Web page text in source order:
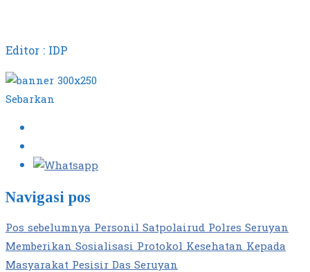
Editor : IDP
Sebarkan
Navigasi pos
Pos sebelumnyaPersonil Satpolairud Polres Seruyan
Memberikan Sosialisasi Protokol Kesehatan Kepada
Masyarakat Pesisir Das Seruyan